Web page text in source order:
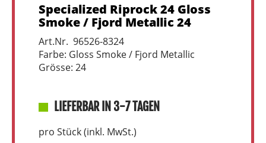
Specialized Riprock 24 Gloss
Smoke / Fjord Metallic 24
Art.Nr. 96526-8324
Farbe: Gloss Smoke / Fjord Metallic
Grösse: 24
LIEFERBAR IN 3-7 TAGEN
pro Stück (inkl. MwSt.)